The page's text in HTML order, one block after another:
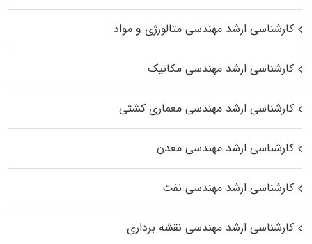
کارشناسی ارشد مهندسی متالورژی و مواد
کارشناسی ارشد مهندسی مکانیک
کارشناسی ارشد مهندسی معماری کشتی
کارشناسی ارشد مهندسی معدن
کارشناسی ارشد مهندسی نفت
کارشناسی ارشد مهندسی نقشه برداری